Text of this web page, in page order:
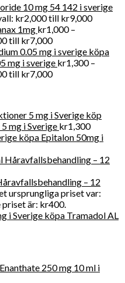
10 mg 54 142 i sverige
kr2,000 till kr9,000
1mg kr1,000 –
till kr7,000
köpa
mg i sverige kr1,300 –
till kr7,000
köp
mg i Sverige kr1,300
köpa Epitalon 50mg i
– 12
ursprungliga priset var:
priset är: kr400.
köpa Tramadol AL